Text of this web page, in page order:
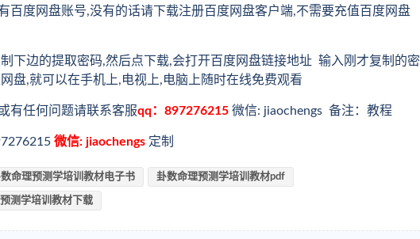
百度网盘账号,没有的话请下载注册百度网盘客户端,不需要充值百度网盘
下边的提取密码,然后点下载,会打开百度网盘链接地址 输入刚才复制的密
盘,就可以在手机上,电视上,电脑上随时在线免费观看
有任何问题请联系客服qq：897276215 微信: jiaochengs 备注：教程
微信: jiaochengs 定制
命理预测学培训教材电子书 卦数命理预测学培训教材pdf
测学培训教材下载